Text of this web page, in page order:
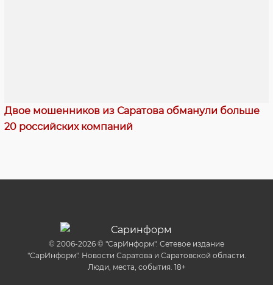
Двое мошенников из Саратова обманули больше
20 российских компаний
© 2006-2026 © "СарИнформ". Сетевое издание
"СарИнформ". Новости Саратова и Саратовской области.
Люди, места, события. 18+